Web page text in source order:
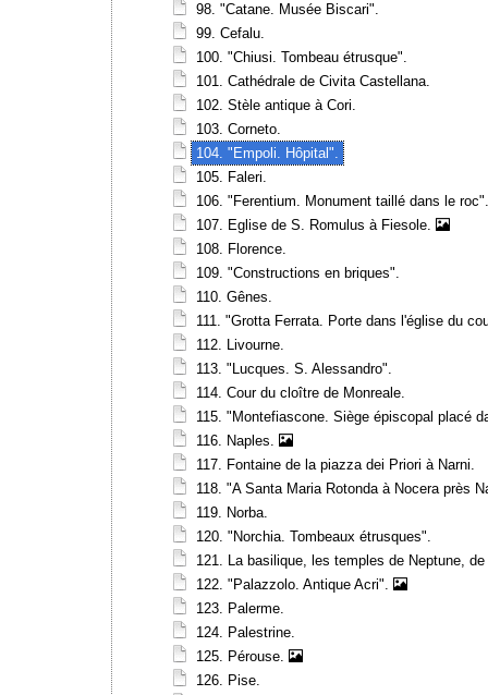
98. "Catane. Musée Biscari".
99. Cefalu.
100. "Chiusi. Tombeau étrusque".
101. Cathédrale de Civita Castellana.
102. Stèle antique à Cori.
103. Corneto.
104. "Empoli. Hôpital".
105. Faleri.
106. "Ferentium. Monument taillé dans le roc".
107. Eglise de S. Romulus à Fiesole.
108. Florence.
109. "Constructions en briques".
110. Gênes.
111. "Grotta Ferrata. Porte dans l'église du
112. Livourne.
113. "Lucques. S. Alessandro".
114. Cour du cloître de Monreale.
115. "Montefiascone. Siège épiscopal placé
116. Naples.
117. Fontaine de la piazza dei Priori à Narni.
118. "A Santa Maria Rotonda à Nocera près
119. Norba.
120. "Norchia. Tombeaux étrusques".
121. La basilique, les temples de Neptune, de
122. "Palazzolo. Antique Acri".
123. Palerme.
124. Palestrine.
125. Pérouse.
126. Pise.